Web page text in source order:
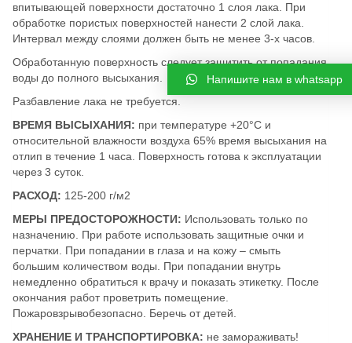
впитывающей поверхности достаточно 1 слоя лака. При
обработке пористых поверхностей нанести 2 слой лака.
Интервал между слоями должен быть не менее 3-х часов.
Обработанную поверхность следует защитить от попадания
воды до полного высыхания.
Разбавление лака не требуется.
ВРЕМЯ ВЫСЫХАНИЯ: при температуре +20°С и
относительной влажности воздуха 65% время высыхания на
отлип в течение 1 часа. Поверхность готова к эксплуатации
через 3 суток.
РАСХОД: 125-200 г/м2
МЕРЫ ПРЕДОСТОРОЖНОСТИ: Использовать только по
назначению. При работе использовать защитные очки и
перчатки. При попадании в глаза и на кожу – смыть
большим количеством воды. При попадании внутрь
немедленно обратиться к врачу и показать этикетку. После
окончания работ проветрить помещение.
Пожаровзрывобезопасно. Беречь от детей.
ХРАНЕНИЕ И ТРАНСПОРТИРОВКА: не замораживать!
Напишите нам в whatsapp